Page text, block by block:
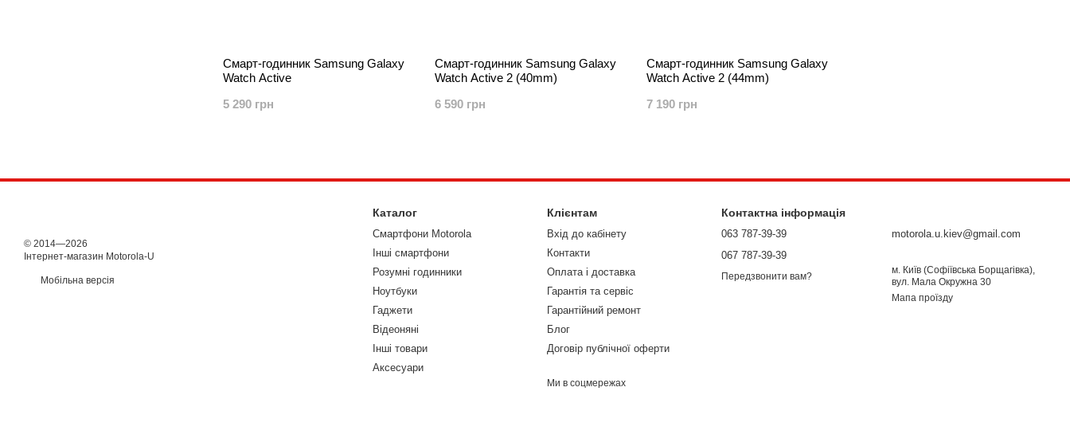
Смарт-годинник Samsung Galaxy
Watch Active
5 290 грн
Смарт-годинник Samsung Galaxy
Watch Active 2 (40mm)
6 590 грн
Смарт-годинник Samsung Galaxy
Watch Active 2 (44mm)
7 190 грн
© 2014—2026
Інтернет-магазин Motorola-U
Мобільна версія
Каталог
Смартфони Motorola
Інші смартфони
Розумні годинники
Ноутбуки
Гаджети
Відеоняні
Інші товари
Аксесуари
Клієнтам
Вхід до кабінету
Контакти
Оплата і доставка
Гарантія та сервіс
Гарантійний ремонт
Блог
Договір публічної оферти
Ми в соцмережах
Контактна інформація
063 787-39-39
067 787-39-39
Передзвонити вам?
motorola.u.kiev@gmail.com
м. Київ (Софіївська Борщагівка),
вул. Мала Окружна 30
Мапа проїзду